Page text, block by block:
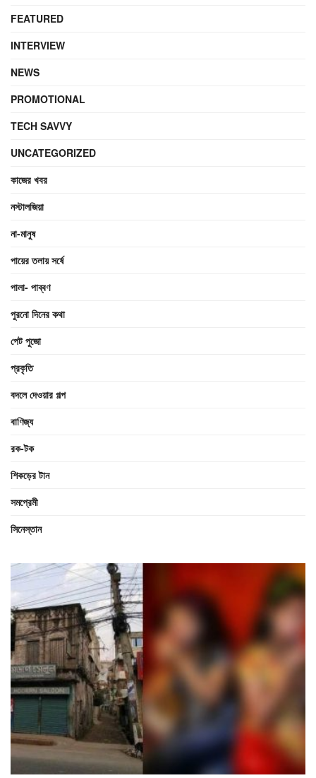
FEATURED
INTERVIEW
NEWS
PROMOTIONAL
TECH SAVVY
UNCATEGORIZED
কাজের খবর
নস্টালজিয়া
না-মানুষ
পায়ের তলায় সর্ষে
পালা- পাব্বণ
পুরনো দিনের কথা
পেট পুজো
প্রকৃতি
বদলে দেওয়ার গল্প
বাণিজ্য
রক-টক
শিকড়ের টান
সমপ্রেমী
সিনেস্তান